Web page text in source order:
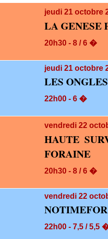
jeudi 21 octobre
LA GENESE
20h30 - 8 / 6 �
jeudi 21 octobre
LES
22h00 - 6 �
vendredi 22
HAUTE
FORAINE
20h30 - 8 / 6 �
vendredi 22
22h00 - 7,5 / 5,5